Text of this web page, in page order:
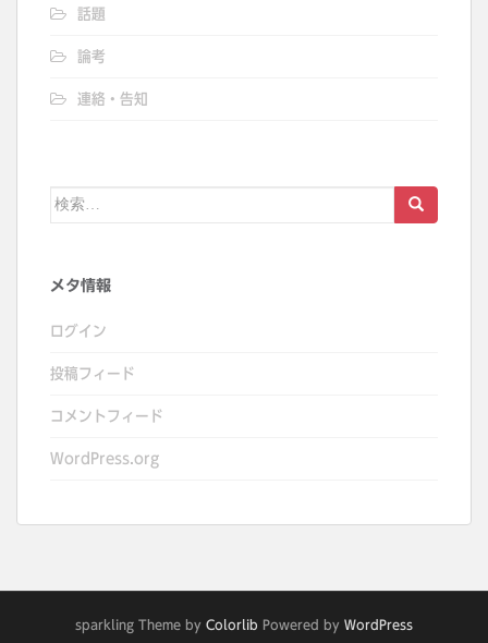
話題
論考
連絡・告知
検
メタ情報
ログイン
投稿フィード
コメントフィード
WordPress.org
sparkling Theme by Colorlib Powered by WordPress